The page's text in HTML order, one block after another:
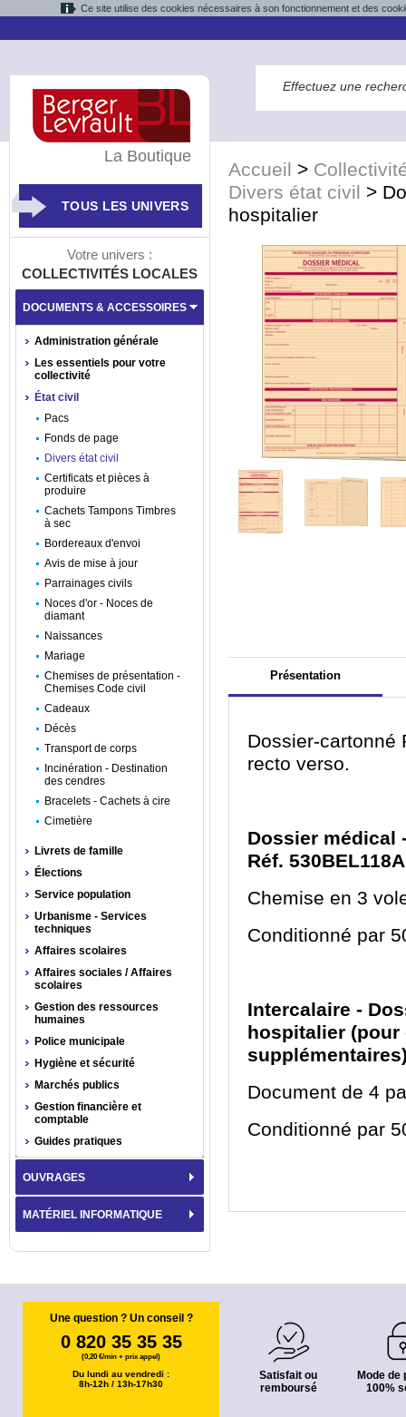
Ce site utilise des cookies nécessaires à son fonctionnement et des
Accueil >
Divers état civil >
hospitalier
Présentation
Dossier-cartonné
recto verso.
Dossier médical
Réf. 530BEL118A
Chemise en 3
Conditionné par
Intercalaire -
hospitalier
Document de 4
Conditionné par
La Boutique
TOUS LES UNIVERS
Votre univers :
COLLECTIVITÉS LOCALES
DOCUMENTS & ACCESSOIRES
Administration générale
Les essentiels pour votre
collectivité
État civil
Pacs
Fonds de page
Divers état civil
Certificats et pièces à
produire
Cachets Tampons Timbres
à sec
Bordereaux d'envoi
Avis de mise à jour
Parrainages civils
Noces d'or - Noces de
diamant
Naissances
Mariage
Chemises de présentation -
Chemises Code civil
Cadeaux
Décès
Transport de corps
Incinération - Destination
des cendres
Bracelets - Cachets à cire
Cimetière
Livrets de famille
Élections
Service population
Urbanisme - Services
techniques
Affaires scolaires
Affaires sociales / Affaires
scolaires
Gestion des ressources
humaines
Police municipale
Hygiène et sécurité
Marchés publics
Gestion financière et
comptable
Guides pratiques
OUVRAGES
MATÉRIEL INFORMATIQUE
Une question ? Un conseil ?
0 820 35 35 35
(0,20 €/min + prix appel)
Du lundi au vendredi :
8h-12h / 13h-17h30
Satisfait ou
remboursé
Mode de
100%